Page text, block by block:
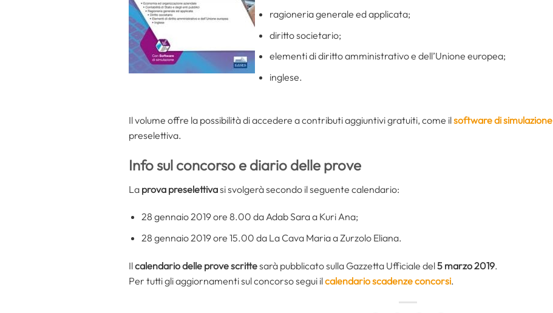
ragioneria generale ed applicata;
diritto societario;
elementi di diritto amministrativo e dell’Unione europea;
inglese.
Il volume offre la possibilità di accedere a contributi aggiuntivi gratuiti, come ilsoftware di simulazione
preselettiva.
Info sul concorso e diario delle prove
La prova preselettivasi svolgerà secondo il seguente calendario:
28 gennaio 2019 ore 8.00 da Adab Sara a Kuri Ana;
28 gennaio 2019 ore 15.00 da La Cava Maria a Zurzolo Eliana.
Ilcalendario delle prove scrittesarà pubblicato sulla Gazzetta Ufficiale del5 marzo 2019.
Per tutti gli aggiornamenti sul concorso segui ilcalendario scadenze concorsi.